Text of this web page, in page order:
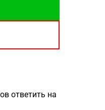
ответить на